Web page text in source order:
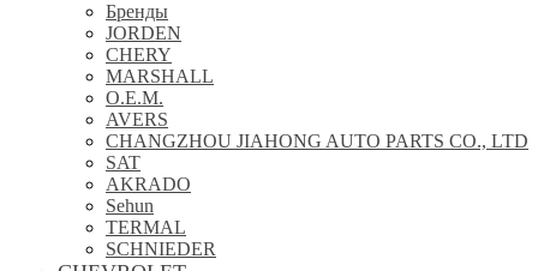
Бренды
JORDEN
CHERY
MARSHALL
O.E.M.
AVERS
CHANGZHOU JIAHONG AUTO PARTS CO., LTD
SAT
AKRADO
Sehun
TERMAL
SCHNIEDER